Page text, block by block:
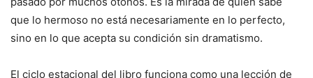
que lo hermoso no está necesariamente en lo perfecto,
sino en lo que acepta su condición sin dramatismo.
El ciclo estacional del libro funciona como una lección de